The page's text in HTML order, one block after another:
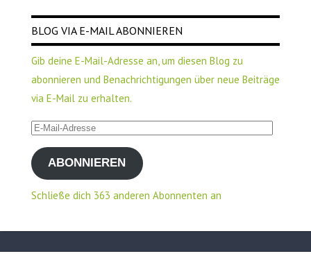
BLOG VIA E-MAIL ABONNIEREN
Gib deine E-Mail-Adresse an, um diesen Blog zu
abonnieren und Benachrichtigungen über neue Beiträge
via E-Mail zu erhalten.
E-
Mail-
AdresseABONNIEREN
Schließe dich 363 anderen Abonnenten an